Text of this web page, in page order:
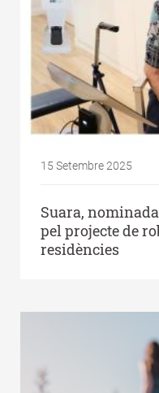
15 Setembre 2025
Suara,
pel projecte de
residències